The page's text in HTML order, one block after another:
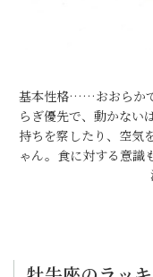
基本性格……おおらか
らぎ優先で、動かない
持ちを察したり、空気
ゃん。食に対する意識